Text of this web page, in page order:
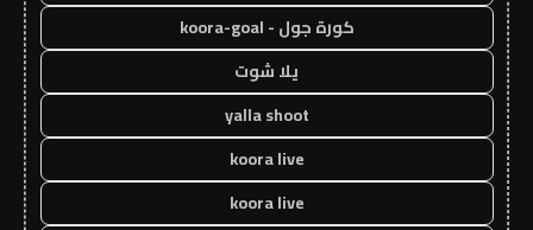
كورة جول - koora-goal
يلا شوت
yalla shoot
koora live
koora live